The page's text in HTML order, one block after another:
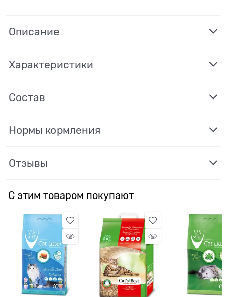
Описание
Характеристики
Состав
Нормы кормления
Отзывы
С этим товаром покупают